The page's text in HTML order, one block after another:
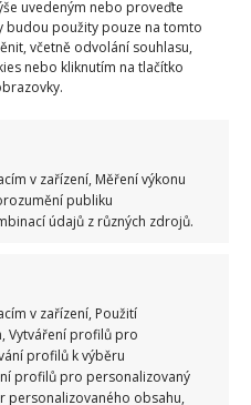
uvedeným nebo proveďte
budou použity pouze na tomto
včetně odvolání souhlasu,
nebo kliknutím na tlačítko
v zařízení, Měření výkonu
publiku
údajů z různých zdrojů.
v zařízení, Použití
Vytváření profilů pro
profilů k výběru
profilů pro personalizovaný
personalizovaného obsahu,
Maminka z telefonátu